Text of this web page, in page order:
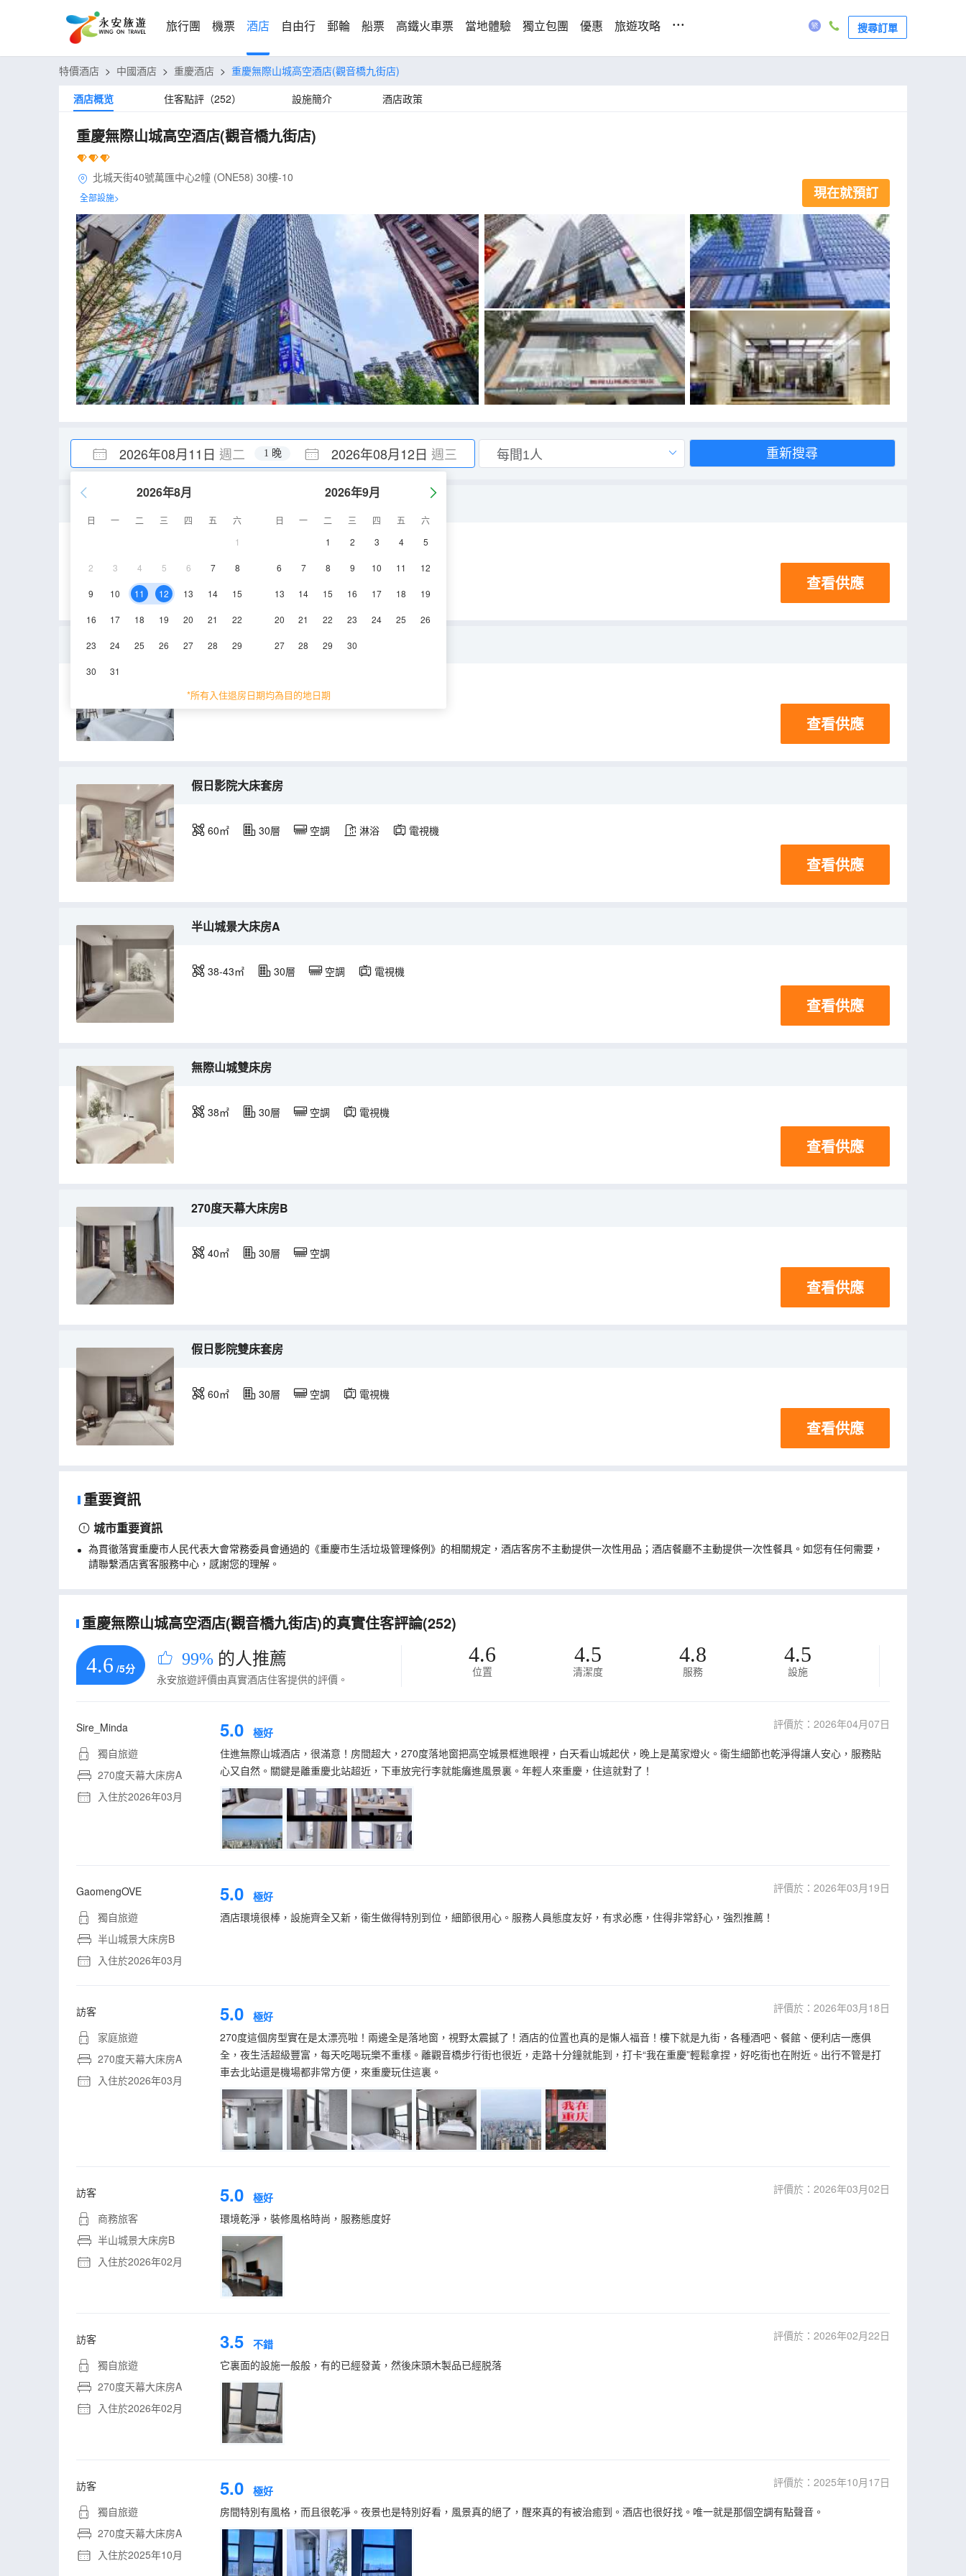
旅行團 機票 酒店 自由行 郵輪 船票 高鐵火車票 當地體驗 獨立包團 優惠 旅遊攻略 ... 搜尋訂單
特價酒店 > 中國酒店 > 重慶酒店 > 重慶無際山城高空酒店(觀音橋九街店)
酒店概览
住客點評（252） 設施簡介 酒店政策
重慶無際山城高空酒店(觀音橋九街店)
北城天街40號萬匯中心2幢 (ONE58) 30樓-10
全部設施> 現在就預訂
2026年08月11日 週二 2026年08月12日 週三
1 晚
2026年8月
日 一 二 三 四 五
六
1
2 3 4 5 6 7 8
9 10 11 12 13 14 15
16 17 18 19 20 21 22
23 24 25 26 27 28 29
30 31
2026年9月
日 一 二 三 四 五
六
1
2 3 4 5
6 7 8 9 10 11 12
13 14 15 16 17 18 19
20 21 22 23 24 25 26
27 28 29 30
*所有入住退房日期均為目的地日期
重新搜尋
35-38㎡ 空調 電視機
查看供應
270度天幕大床房A
55㎡ 30層 空調
查看供應
假日影院大床套房
60㎡ 30層 空調 淋浴 電視機
查看供應
半山城景大床房A
38-43㎡ 30層 空調 電視機
查看供應
無際山城雙床房
38㎡ 30層 空調 電視機
查看供應
270度天幕大床房B
40㎡ 30層 空調
查看供應
假日影院雙床套房
60㎡ 30層 空調 電視機
查看供應
重要資訊
城市重要資訊
為貫徹落實重慶市人民代表大會常務委員會通過的《重慶市生活垃圾管理條例》的相關規定，酒店客房不主動提供一次性用品；酒店餐廳不主動提供一次性餐具。如您有任何需要，
請聯繫酒店賓客服務中心，感謝您的理解。
重慶無際山城高空酒店(觀音橋九街店)的真實住客評論(252)
4.6 /5分 99% 的人推薦
永安旅遊評價由真實酒店住客提供的評價。
4.6
位置
4.5
清潔度
4.8
服務
4.5
設施
Sire_Minda
獨自旅遊
270度天幕大床房A
入住於2026年03月
5.0 極好
評價於：2026年04月07日
住進無際山城酒店，很滿意！房間超大，270度落地窗把高空城景框進眼裡，白天看山城起伏，晚上是萬家燈火。衞生細節也乾淨得讓人安心，服務貼
心又自然。關鍵是離重慶北站超近，下車放完行李就能癱進風景裏。年輕人來重慶，住這就對了！
GaomengOVE
獨自旅遊
半山城景大床房B
入住於2026年03月
5.0 極好
評價於：2026年03月19日
酒店環境很棒，設施齊全又新，衞生做得特別到位，細節很用心。服務人員態度友好，有求必應，住得非常舒心，強烈推薦！
訪客
家庭旅遊
270度天幕大床房A
入住於2026年03月
5.0 極好
評價於：2026年03月18日
270度這個房型實在是太漂亮啦！兩邊全是落地窗，視野太震撼了！酒店的位置也真的是懶人福音！樓下就是九街，各種酒吧、餐館、便利店一應俱
全，夜生活超級豐富，每天吃喝玩樂不重樣。離觀音橋步行街也很近，走路十分鐘就能到，打卡“我在重慶”輕鬆拿捏，好吃街也在附近。出行不管是打
車去北站還是機場都非常方便，來重慶玩住這裏。
訪客
商務旅客
半山城景大床房B
入住於2026年02月
5.0 極好
評價於：2026年03月02日
環境乾淨，裝修風格時尚，服務態度好
訪客
獨自旅遊
270度天幕大床房A
入住於2026年02月
3.5 不錯
評價於：2026年02月22日
它裏面的設施一般般，有的已經發黃，然後床頭木製品已經脱落
訪客
獨自旅遊
270度天幕大床房A
入住於2025年10月
5.0 極好
評價於：2025年10月17日
房間特別有風格，而且很乾凈。夜景也是特別好看，風景真的絕了，醒來真的有被治癒到。酒店也很好找。唯一就是那個空調有點聲音。